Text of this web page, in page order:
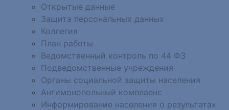
Открытые данные
Защита персональных данных
Коллегия
План работы
Ведомственный контроль по 44 ФЗ
Подведомственные учреждения
Органы социальной защиты населения
Антимонопольный комплаенс
Информирование населения о результатах